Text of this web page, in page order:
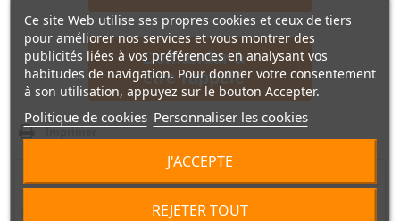
Demander à
être rappelé
Ce site Web utilise ses propres cookies et ceux de tiers
pour améliorer nos services et vous montrer des
publicités liées à vos préférences en analysant vos
habitudes de navigation. Pour donner votre consentement
à son utilisation, appuyez sur le bouton Accepter.
Politique de cookies Personnaliser les cookies
REJETER TOUT
J'ACCEPTE